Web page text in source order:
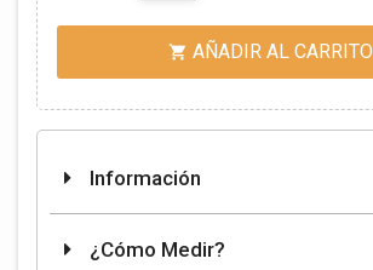
 AÑADIR AL CARRITO
Información
¿Cómo Medir?